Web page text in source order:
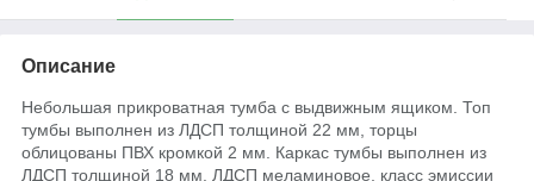
Описание
Небольшая прикроватная тумба с выдвижным ящиком. Топ
тумбы выполнен из ЛДСП толщиной 22 мм, торцы
облицованы ПВХ кромкой 2 мм. Каркас тумбы выполнен из
ЛДСП толщиной 18 мм. ЛДСП меламиновое, класс эмиссии